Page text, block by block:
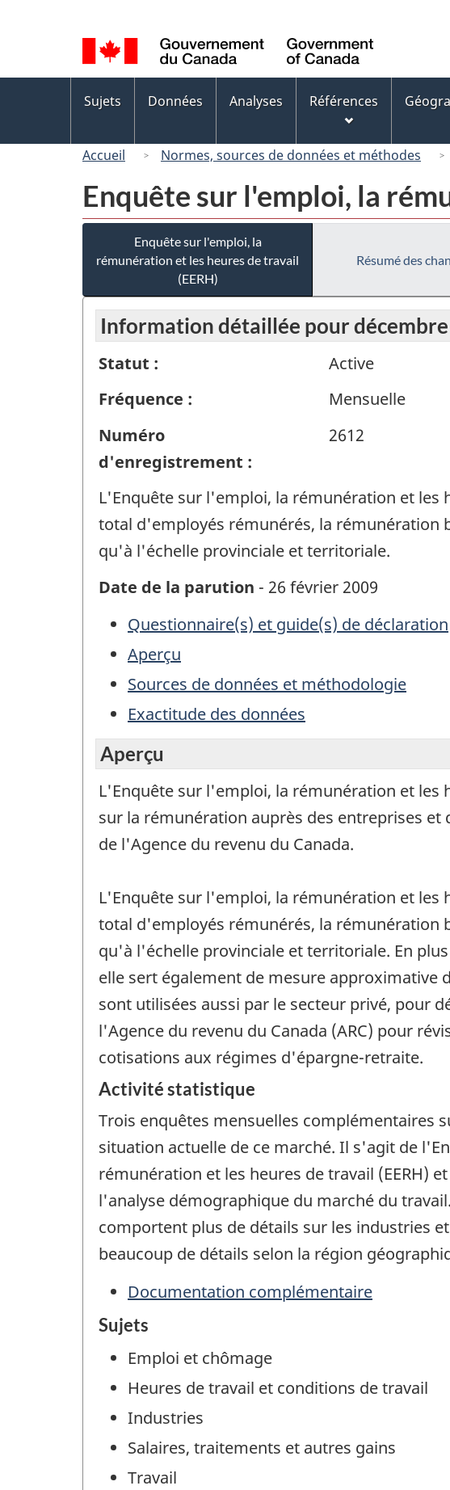
de
la
langue
Canada
des
Sujets Données Analyses Références
Accueil Normes, sources de données et méthodes
Enquête sur l'emploi, la
Enquête sur l'emploi, la
rémunération et les heures de travail
(EERH)
Résumé des
Information détaillée pour
Statut :
Active
Fréquence :
Mensuelle
Numéro
d'enregistrement :
2612
L'Enquête sur l'emploi, la rémunération et les
total d'employés rémunérés, la rémunération
qu'à l'échelle provinciale et territoriale.
Date de la parution - 26 février 2009
Questionnaire(s) et guide(s) de déclaration
Aperçu
Sources de données et méthodologie
Exactitude des données
Aperçu
L'Enquête sur l'emploi, la rémunération et
sur la rémunération auprès des entreprises
de l'Agence du revenu du Canada.
L'Enquête sur l'emploi, la rémunération et les
total d'employés rémunérés, la rémunération
qu'à l'échelle provinciale et territoriale. En
elle sert également de mesure approximative
sont utilisées aussi par le secteur privé, pour
l'Agence du revenu du Canada (ARC) pour
cotisations aux régimes d'épargne-retraite.
Activité statistique
Trois enquêtes mensuelles complémentaires
situation actuelle de ce marché. Il s'agit de
rémunération et les heures de travail (EERH)
l'analyse démographique du marché du
comportent plus de détails sur les industries
beaucoup de détails selon la région
Documentation complémentaire
Sujets
Emploi et chômage
Heures de travail et conditions de travail
Industries
Salaires, traitements et autres gains
Travail